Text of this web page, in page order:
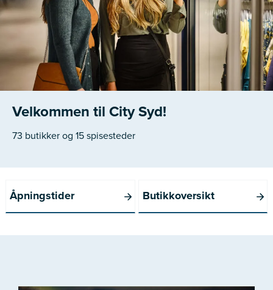
Velkommen til City Syd!
73 butikker og 15 spisesteder
Åpningstider Butikkoversikt